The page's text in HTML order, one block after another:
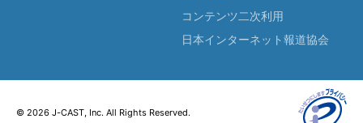
コンテンツ二次利用
日本インターネット報道協会
© 2026 J-CAST, Inc. All Rights Reserved.